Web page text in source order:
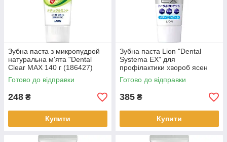
Зубна паста з микропудрой
натуральна м'ята "Dental
Clear MAX 140 г (186427)
Готово до відправки
248 ₴
Купити
Зубна паста Lion "Dental
Systema EX" для
профілактики хвороб ясен
м'ята 130 г (268871)
Готово до відправки
385 ₴
Купити